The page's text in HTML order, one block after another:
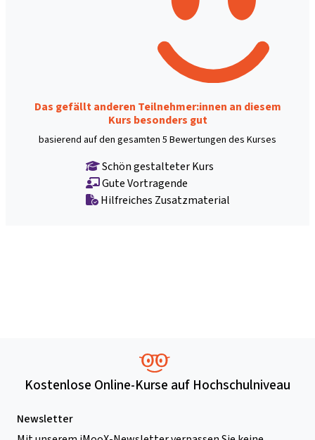
Das gefällt anderen Teilnehmer:innen an diesem
Kurs besonders gut
basierend auf den gesamten 5 Bewertungen des Kurses
Schön gestalteter Kurs
Gute Vortragende
Hilfreiches Zusatzmaterial
Kostenlose Online-Kurse auf Hochschulniveau
Newsletter